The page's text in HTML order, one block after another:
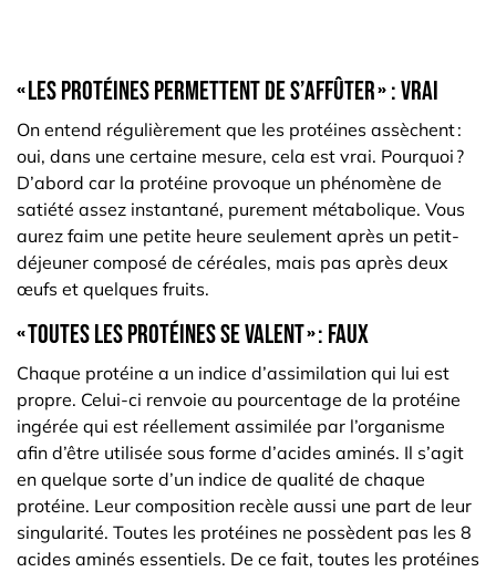
« Les protéines permettent de s’affûter » : vrai
On entend régulièrement que les protéines assèchent :
oui, dans une certaine mesure, cela est vrai. Pourquoi ?
D’abord car la protéine provoque un phénomène de
satiété assez instantané, purement métabolique. Vous
aurez faim une petite heure seulement après un petit-
déjeuner composé de céréales, mais pas après deux
œufs et quelques fruits.
« Toutes les protéines se valent » : faux
Chaque protéine a un indice d’assimilation qui lui est
propre. Celui-ci renvoie au pourcentage de la protéine
ingérée qui est réellement assimilée par l’organisme
afin d’être utilisée sous forme d’acides aminés. Il s’agit
en quelque sorte d’un indice de qualité de chaque
protéine. Leur composition recèle aussi une part de leur
singularité. Toutes les protéines ne possèdent pas les 8
acides aminés essentiels. De ce fait, toutes les protéines